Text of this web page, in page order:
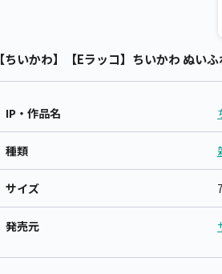
【ちいかわ】【Eラッコ】ちいかわ ぬい
IP・作品名
種類
サイズ
発売元